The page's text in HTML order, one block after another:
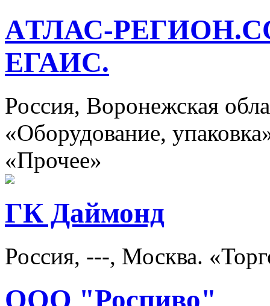
AТЛАС-
ЕГАИС.
Россия, Воронежская
«Оборудование,
«Прочее»
ГК Даймонд
Россия, ---, Москва.
ООО "Роспиво"